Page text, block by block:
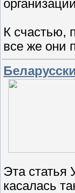
К счастью,
все же они
Эта статья
касалась